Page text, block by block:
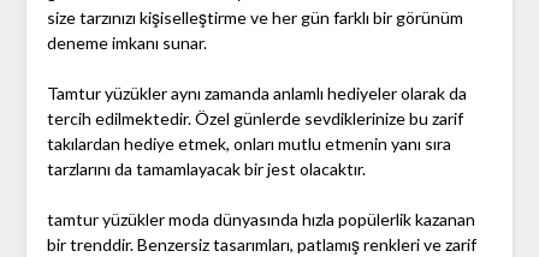
size tarzınızı kişiselleştirme ve her gün farklı bir görünüm
deneme imkanı sunar.
Tamtur yüzükler aynı zamanda anlamlı hediyeler olarak da
tercih edilmektedir. Özel günlerde sevdiklerinize bu zarif
takılardan hediye etmek, onları mutlu etmenin yanı sıra
tarzlarını da tamamlayacak bir jest olacaktır.
tamtur yüzükler moda dünyasında hızla popülerlik kazanan
bir trenddir. Benzersiz tasarımları, patlamış renkleri ve zarif